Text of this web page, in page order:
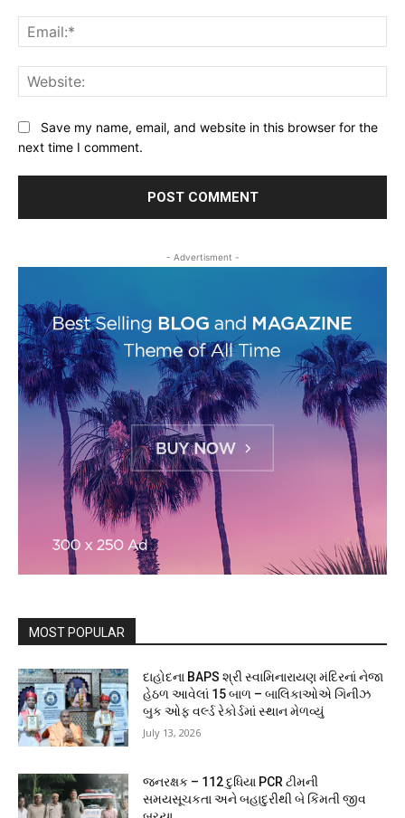
Save my name, email, and website in this browser for the
next time I comment.
- Advertisment -
MOST POPULAR
દાહોદના BAPS શ્રી સ્વામિનારાયણ મંદિરનાં નેજા
હેઠળ આવેલાં 15 બાળ – બાલિકાઓએ ગિનીઝ
બુક ઓફ વર્લ્ડ રેકોર્ડમાં સ્થાન મેળવ્યું
July 13, 2026
જનરક્ષક – 112 દુધિયા PCR ટીમની
સમયસૂચકતા અને બહાદુરીથી બે કિંમતી જીવ